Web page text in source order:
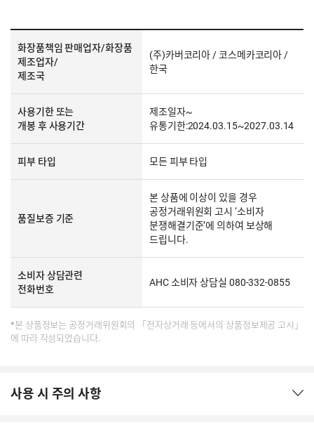
화장품책임 판매업자/화장품
제조업자/
제조국
(주)카버코리아 / 코스메카코리아 /
한국
사용기한 또는
개봉 후 사용기간
제조일자~
유통기한:2024.03.15~2027.03.14
피부 타입 모든 피부 타입
품질보증 기준
본 상품에 이상이 있을 경우
공정거래위원회 고시 ‘소비자
분쟁해결기준’에 의하여 보상해
드립니다.
소비자 상담관련
전화번호
AHC 소비자 상담실 080-332-0855
*본 상품정보는 공정거래위원회의 「전자상거래 등에서의 상품정보제공 고시」
에 따라 작성되었습니다.
사용 시 주의 사항